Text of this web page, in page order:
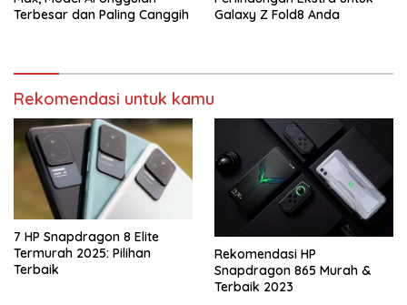
Terbesar dan Paling Canggih
Galaxy Z Fold8 Anda
Rekomendasi untuk kamu
7 HP Snapdragon 8 Elite
Termurah 2025: Pilihan
Terbaik
Rekomendasi HP
Snapdragon 865 Murah &
Terbaik 2023